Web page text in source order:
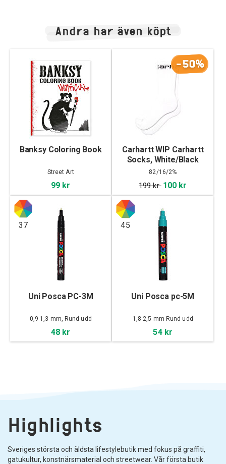
Andra har även köpt
Banksy Coloring Book
Street Art
99 kr
-50%
Carhartt WIP Carhartt
Socks, White/Black
82/16/2%
199 kr 100 kr
37
Uni Posca PC-3M
0,9-1,3 mm, Rund udd
48 kr
45
Uni Posca pc-5M
1,8-2,5 mm Rund udd
54 kr
Highlights
Sveriges största och äldsta lifestylebutik med fokus på graffiti,
gatukultur, konstnärsmaterial och streetwear. Vår första butik